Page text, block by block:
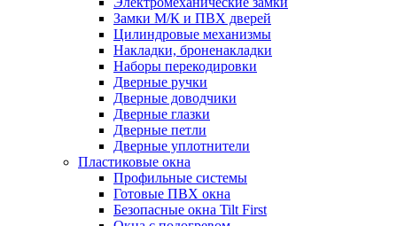
Замки М/К и ПВХ дверей
Цилиндровые механизмы
Накладки, броненакладки
Наборы перекодировки
Дверные ручки
Дверные доводчики
Дверные глазки
Дверные петли
Дверные уплотнители
Пластиковые окна
Профильные системы
Готовые ПВХ окна
Безопасные окна Tilt First